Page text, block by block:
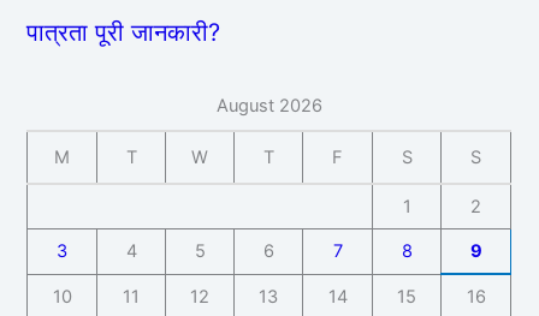
पात्रता पूरी जानकारी?
August 2026
M T W T F S S
1 2
3 4 5 6 7 8 9
10 11 12 13 14 15 16